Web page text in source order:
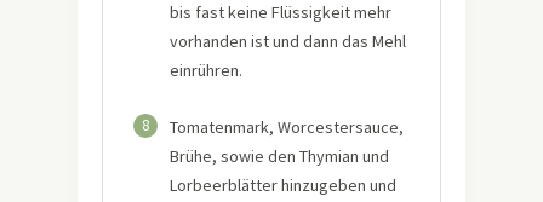
bis fast keine Flüssigkeit mehr
vorhanden ist und dann das Mehl
einrühren.
8
Tomatenmark, Worcestersauce,
Brühe, sowie den Thymian und
Lorbeerblätter hinzugeben und